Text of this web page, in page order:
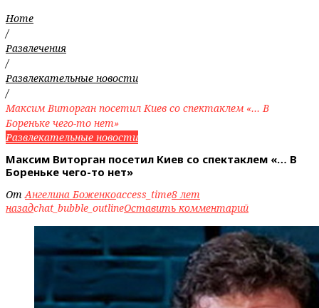
Home
/
Развлечения
/
Развлекательные новости
/
Максим Виторган посетил Киев со спектаклем «… В
Бореньке чего-то нет»
Развлекательные новости
Максим Виторган посетил Киев со спектаклем «… В
Бореньке чего-то нет»
ОтАнгелина Боженкоaccess_time8 лет
назадchat_bubble_outlineОставить комментарий